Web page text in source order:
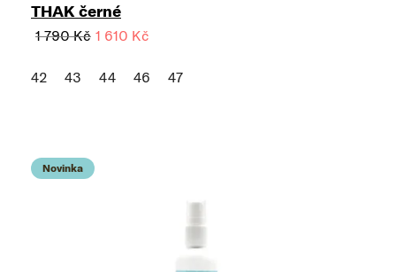
THAK černé
1 790 Kč 1 610 Kč
42 43 44 46 47
Novinka